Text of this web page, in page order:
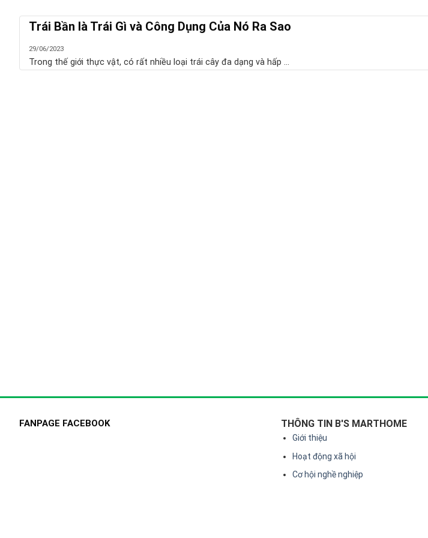
Trái Bần là Trái Gì và Công Dụng Của Nó Ra Sao
29/06/2023
Trong thế giới thực vật, có rất nhiều loại trái cây đa dạng và hấp ...
FANPAGE FACEBOOK THÔNG TIN B'S MARTHOME
Giới thiệu
Hoạt động xã hội
Cơ hội nghề nghiệp